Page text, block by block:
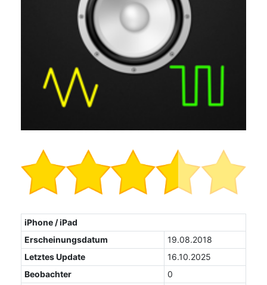
iPhone / iPad
Erscheinungsdatum
19.08.2018
Letztes Update
16.10.2025
Beobachter
0